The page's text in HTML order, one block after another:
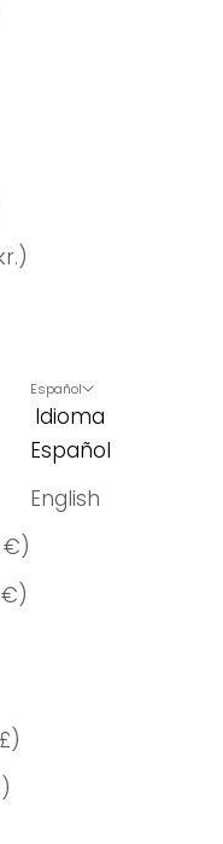
€)
€)
Español
Idioma
Español
English